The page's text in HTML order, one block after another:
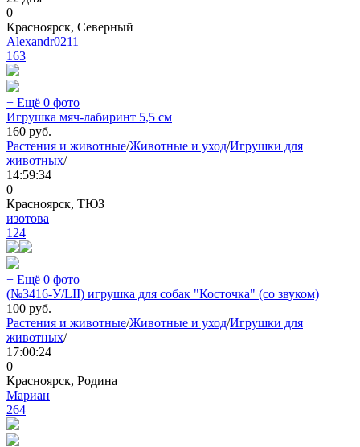
0
Красноярск, Северный
Alexandr0211
163
+ Ещё 0 фото
Игрушка мяч-лабиринт 5,5 см
160 руб.
Растения и животные/Животные и уход/Игрушки для
животных/
14:59:34
0
Красноярск, ТЮЗ
изотова
124
+ Ещё 0 фото
(№3416-У/LII) игрушка для собак "Косточка" (со звуком)
100 руб.
Растения и животные/Животные и уход/Игрушки для
животных/
17:00:24
0
Красноярск, Родина
Мариан
264